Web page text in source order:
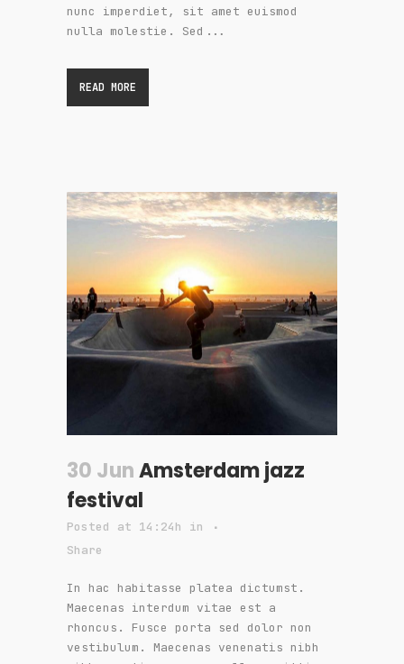
nunc imperdiet, sit amet euismod
nulla molestie. Sed...
READ MORE
30 JunAmsterdam jazz
festival
Posted at 14:24h
in
Share
In hac habitasse platea dictumst.
Maecenas interdum vitae est a
rhoncus. Fusce porta sed dolor non
vestibulum. Maecenas venenatis nibh